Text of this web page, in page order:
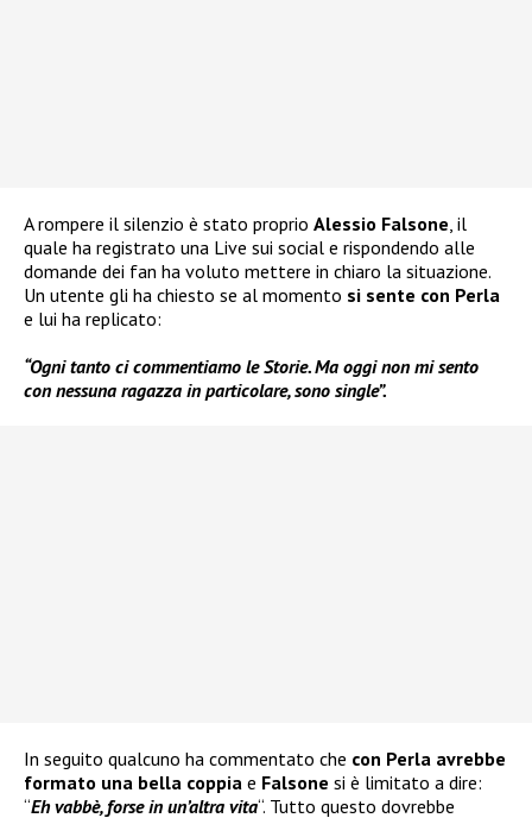
A rompere il silenzio è stato proprio Alessio Falsone, il
quale ha registrato una Live sui social e rispondendo alle
domande dei fan ha voluto mettere in chiaro la situazione.
Un utente gli ha chiesto se al momento si sente con Perla
e lui ha replicato:
“Ogni tanto ci commentiamo le Storie. Ma oggi non mi sento
con nessuna ragazza in particolare, sono single”.
In seguito qualcuno ha commentato che con Perla avrebbe
formato una bella coppia e Falsone si è limitato a dire:
“Eh vabbè, forse in un’altra vita“. Tutto questo dovrebbe